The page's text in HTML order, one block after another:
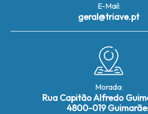
E-Mail:
geral@triave.pt
Morada:
Rua Capitão Alfredo
4800-019